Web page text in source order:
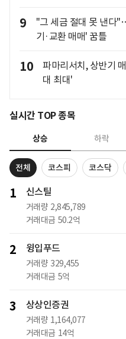
9
"그 세금 절대 못 낸다
기·교환 매매' 꿈틀
10
파마리서치, 상반기
대 최대'
실시간 TOP 종목
상승 하락
전체 코스피 코스닥
1 신스틸
거래량 2,845,789
거래대금 50.2억
2 윙입푸드
거래량 329,455
거래대금 5억
3 상상인증권
거래량 1,164,077
거래대금 14억